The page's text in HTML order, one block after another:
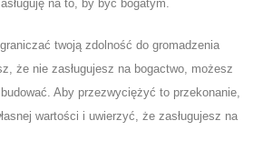
na to, by być bogatym.
twoją zdolność do gromadzenia
że nie zasługujesz na bogactwo, możesz
Aby przezwyciężyć to przekonanie,
wartości i uwierzyć, że zasługujesz na